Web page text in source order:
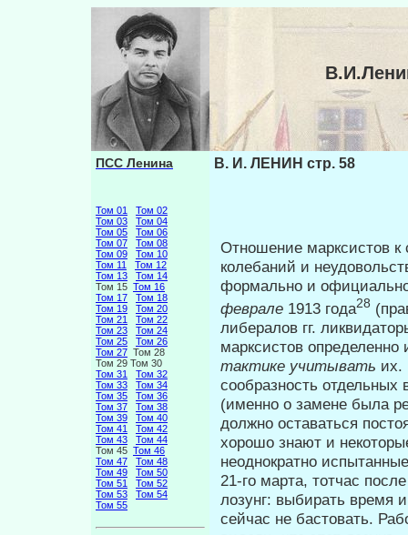
ПСС Ленина
Том 01
Том 02
Том 03
Том 04
Том 05
Том 06
Том 07
Том 08
Том 09
Том 10
Том 11
Том 12
Том 13
Том 14
Том 15 Том 16
Том 17
Том 18
Том 19
Том 20
Том 21
Том 22
Том 23
Том 24
Том 25
Том 26
Том 27 Том 28
Том 29 Том 30
Том 31
Том 32
Том 33
Том 34
Том 35
Том 36
Том 37
Том 38
Том 39
Том 40
Том 41
Том 42
Том 43
Том 44
Том 45 Том 46
Том 47
Том 48
Том 49
Том 50
Том 51
Том 52
Том 53
Том 54
Том 55
В. И. ЛЕНИН стр. 58
Отношение марксистов
колебаний и
формально и
феврале 1913 года28
либералов гг.
марксистов определенно
тактике учитывать их.
сообразность
(именно о замене была
должно оставаться
хорошо знают и
неоднократно
21-го марта, тотчас
лозунг: выбирать
сейчас не бастовать.